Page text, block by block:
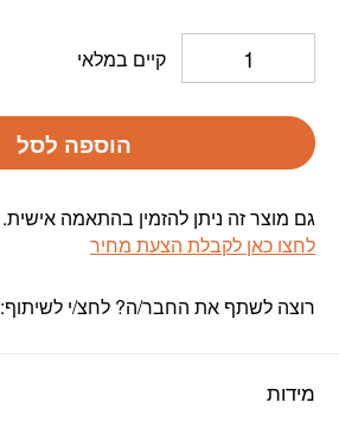
קיים במלאי
הוספה לסל
גם מוצר זה ניתן להזמין בהתאמה אישית.
לחצו כאן לקבלת הצעת מחיר
מידות
רוצה לשתף את החבר/ה? לחצ/י לשיתוף: